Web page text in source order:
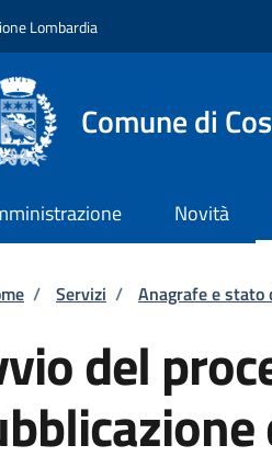
Lombardia
Comune di
Novità
di pane
/ Servizi / Anagrafe e stato
del